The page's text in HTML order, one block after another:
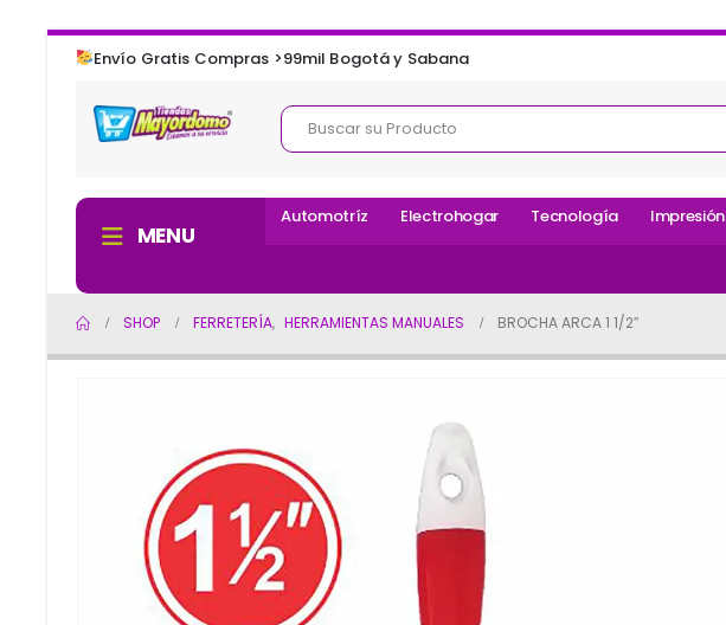
Envío Gratis Compras >99mil Bogotá y Sabana
MENU
Automotríz Electrohogar Tecnología Impresión
SHOP FERRETERÍA, HERRAMIENTAS MANUALES BROCHA ARCA 1 1/2″